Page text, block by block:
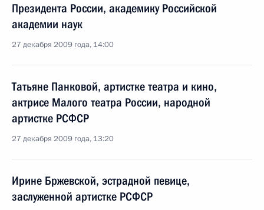
Президента России, академику Российской
академии наук
27 декабря 2009 года, 14:00
Татьяне Панковой, артистке театра и кино,
актрисе Малого театра России, народной
артистке РСФСР
27 декабря 2009 года, 13:20
Ирине Бржевской, эстрадной певице,
заслуженной артистке РСФСР